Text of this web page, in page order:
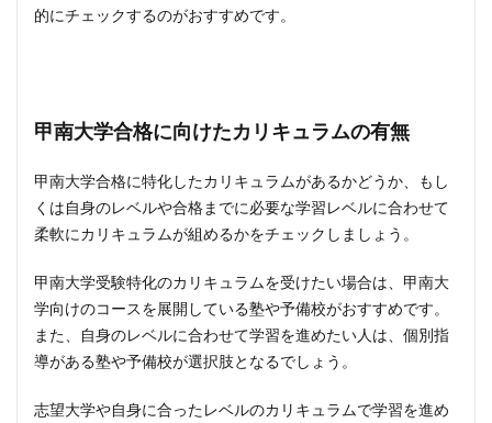
的にチェックするのがおすすめです。
甲南大学合格に向けたカリキュラムの有無
甲南大学合格に特化したカリキュラムがあるかどうか、もし
くは自身のレベルや合格までに必要な学習レベルに合わせて
柔軟にカリキュラムが組めるかをチェックしましょう。
甲南大学受験特化のカリキュラムを受けたい場合は、甲南大
学向けのコースを展開している塾や予備校がおすすめです。
また、自身のレベルに合わせて学習を進めたい人は、個別指
導がある塾や予備校が選択肢となるでしょう。
志望大学や自身に合ったレベルのカリキュラムで学習を進め